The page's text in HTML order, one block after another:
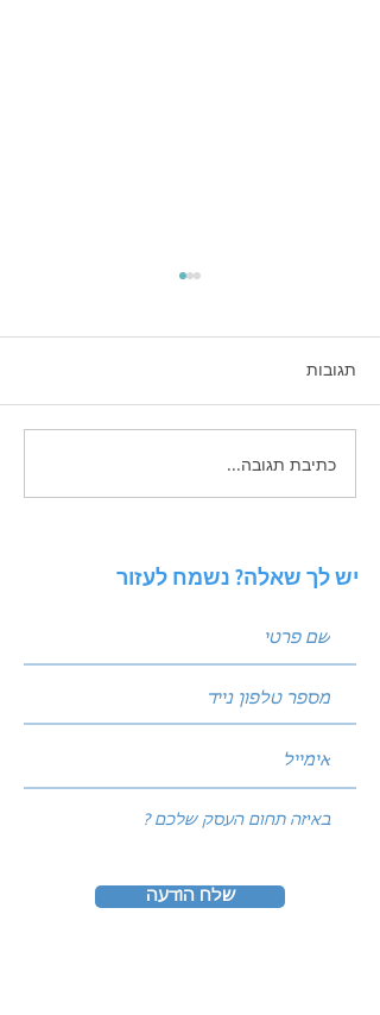
קיצור תולדות השיווק
תגובות
כתיבת תגובה...
יש לך שאלה? נשמח לעזור
שלח הודעה